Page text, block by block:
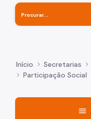
Início Secretarias
Participação Social
menu